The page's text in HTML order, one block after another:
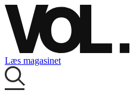
Videre
til
indhold
Læs magasinet